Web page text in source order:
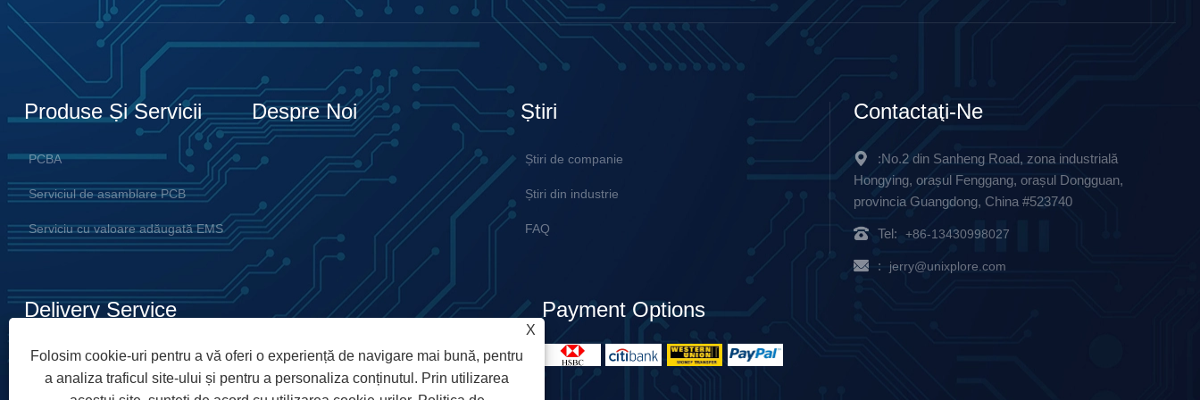
Produse Și Servicii
PCBA
Serviciul de asamblare PCB
Serviciu cu valoare adăugată EMS
Despre Noi Știri
Știri de companie
Știri din industrie
FAQ
Contactaţi-Ne
:No.2 din Sanheng Road, zona industrială
Hongying, orașul Fenggang, orașul Dongguan,
provincia Guangdong, China #523740
Tel: +86-13430998027
: jerry@unixplore.com
Delivery Service Payment Options
X
Folosim cookie-uri pentru a vă oferi o experiență de navigare mai bună, pentru
a analiza traficul site-ului și pentru a personaliza conținutul. Prin utilizarea